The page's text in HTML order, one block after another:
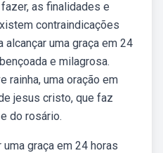
as finalidades e
contraindicações
alcançar uma graça em 24
e milagrosa.
rainha, uma oração em
jesus cristo, que faz
do rosário.
graça em 24 horas